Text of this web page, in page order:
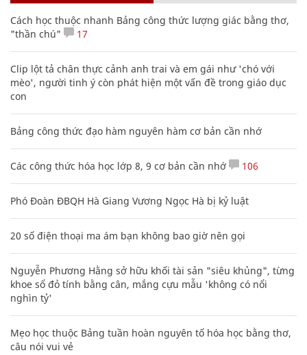
Cách học thuộc nhanh Bảng công thức lượng giác bằng thơ,
"thần chú"
17
Clip lột tả chân thực cảnh anh trai và em gái như 'chó với
mèo', người tinh ý còn phát hiện một vấn đề trong giáo dục
con
Bảng công thức đạo hàm nguyên hàm cơ bản cần nhớ
Các công thức hóa học lớp 8, 9 cơ bản cần nhớ 106
Phó Đoàn ĐBQH Hà Giang Vương Ngọc Hà bị kỷ luật
20 số điện thoại ma ám bạn không bao giờ nên gọi
Nguyễn Phương Hằng sở hữu khối tài sản "siêu khủng", từng
khoe sổ đỏ tính bằng cân, mắng cựu mẫu 'không có nổi
nghìn tỷ'
Mẹo học thuộc Bảng tuần hoàn nguyên tố hóa học bằng thơ,
câu nói vui vẻ